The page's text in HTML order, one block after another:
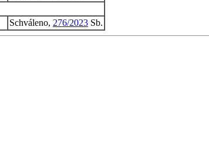
Schváleno, 276/2023 Sb.